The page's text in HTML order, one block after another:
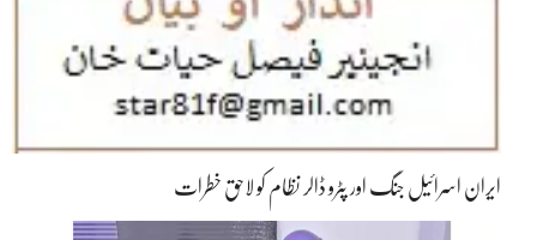
ایران اسرائیل جنگ اور پٹرو ڈالر نظام کو لاحق خطرات